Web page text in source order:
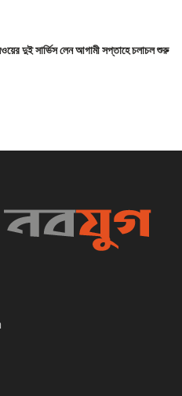
দুই সার্ভিস লেন আগামী সপ্তাহে চলাচল শুরু